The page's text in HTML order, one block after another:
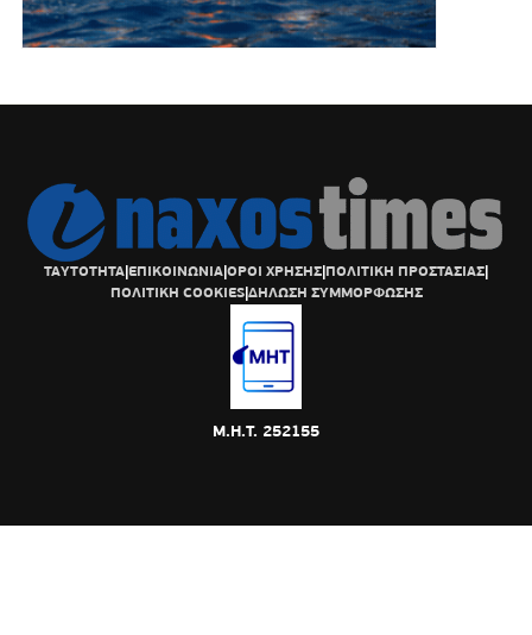
ΤΑΥΤΟΤΗΤΑ|ΕΠΙΚΟΙΝΩΝΙΑ|ΟΡΟΙ ΧΡΗΣΗΣ|ΠΟΛΙΤΙΚΗ ΠΡΟΣΤΑΣΙΑΣ|
ΠΟΛΙΤΙΚΗ COOKIES|ΔΗΛΩΣΗ ΣΥΜΜΟΡΦΩΣΗΣ
Μ.Η.Τ. 252155